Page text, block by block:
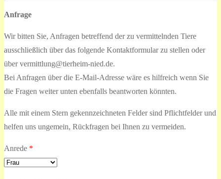
Anfrage
Wir bitten Sie, Anfragen betreffend der zu vermittelnden Tiere
ausschließlich über das folgende Kontaktformular zu stellen oder
über vermittlung@tierheim-nied.de.
Bei Anfragen über die E-Mail-Adresse wäre es hilfreich wenn Sie
die Fragen weiter unten ebenfalls beantworten könnten.
Alle mit einem Stern gekennzeichneten Felder sind Pflichtfelder und
helfen uns ungemein, Rückfragen bei Ihnen zu vermeiden.
Anrede *